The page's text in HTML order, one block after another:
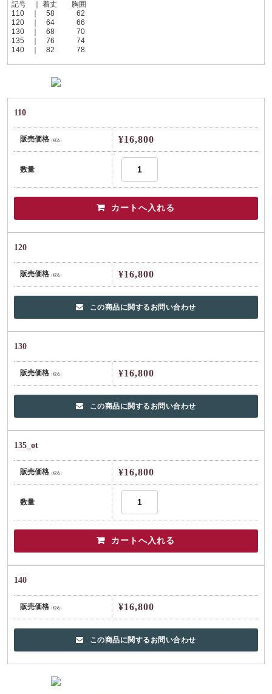
記号 ｜ 着丈 胸囲
110 ｜ 58 62
120 ｜ 64 66
130 ｜ 68 70
135 ｜ 76 74
140 ｜ 82 78
110
販売価格（税込） ¥16,800
数量
120
販売価格（税込） ¥16,800
この商品に関するお問い合わせ
130
販売価格（税込） ¥16,800
この商品に関するお問い合わせ
135_ot
販売価格（税込） ¥16,800
数量
140
販売価格（税込） ¥16,800
この商品に関するお問い合わせ